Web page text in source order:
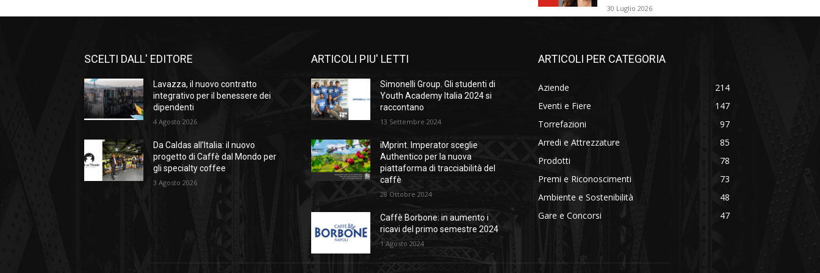
30 Luglio 2026
SCELTI DALL' EDITORE
Lavazza, il nuovo contratto
integrativo per il benessere dei
dipendenti
4 Agosto 2026
Da Caldas all’Italia: il nuovo
progetto di Caffè dal Mondo per
gli specialty coffee
3 Agosto 2026
ARTICOLI PIU' LETTI
Simonelli Group. Gli studenti di
Youth Academy Italia 2024 si
raccontano
13 Settembre 2024
iMprint. Imperator sceglie
Authentico per la nuova
piattaforma di tracciabilità del
caffè
28 Ottobre 2024
Caffè Borbone: in aumento i
ricavi del primo semestre 2024
1 Agosto 2024
ARTICOLI PER CATEGORIA
Aziende
214
Eventi e Fiere
147
Torrefazioni
97
Arredi e Attrezzature
85
Prodotti
78
Premi e Riconoscimenti
73
Ambiente e Sostenibilità
48
Gare e Concorsi
47